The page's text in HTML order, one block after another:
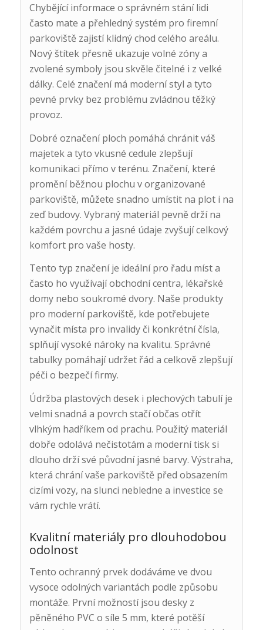
Chybějící informace o správném stání lidi
často mate a přehledný systém pro firemní
parkoviště zajistí klidný chod celého areálu.
Nový štítek přesně ukazuje volné zóny a
zvolené symboly jsou skvěle čitelné i z velké
dálky. Celé značení má moderní styl a tyto
pevné prvky bez problému zvládnou těžký
provoz.
Dobré označení ploch pomáhá chránit váš
majetek a tyto vkusné cedule zlepšují
komunikaci přímo v terénu. Značení, které
promění běžnou plochu v organizované
parkoviště, můžete snadno umístit na plot i na
zeď budovy. Vybraný materiál pevně drží na
každém povrchu a jasné údaje zvyšují celkový
komfort pro vaše hosty.
Tento typ značení je ideální pro řadu míst a
často ho využívají obchodní centra, lékařské
domy nebo soukromé dvory. Naše produkty
pro moderní parkoviště, kde potřebujete
vynačit místa pro invalidy či konkrétní čísla,
splňují vysoké nároky na kvalitu. Správné
tabulky pomáhají udržet řád a celkově zlepšují
péči o bezpečí firmy.
Údržba plastových desek i plechových tabulí je
velmi snadná a povrch stačí občas otřít
vlhkým hadříkem od prachu. Použitý materiál
dobře odolává nečistotám a moderní tisk si
dlouho drží své původní jasné barvy. Výstraha,
která chrání vaše parkoviště před obsazením
cizími vozy, na slunci nebledne a investice se
vám rychle vrátí.
Kvalitní materiály pro dlouhodobou
odolnost
Tento ochranný prvek dodáváme ve dvou
vysoce odolných variantách podle způsobu
montáže. První možností jsou desky z
pěněného PVC o síle 5 mm, které potěší